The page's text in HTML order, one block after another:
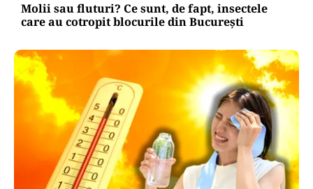
Molii sau fluturi? Ce sunt, de fapt, insectele
care au cotropit blocurile din București